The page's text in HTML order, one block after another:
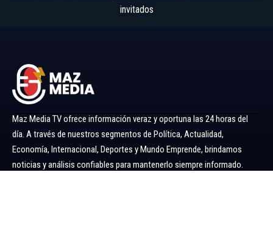
invitados
Maz Media TV ofrece información veraz y oportuna las 24 horas del
día. A través de nuestros segmentos de Política, Actualidad,
Economía, Internacional, Deportes y Mundo Emprende, brindamos
noticias y análisis confiables para mantenerlo siempre informado.